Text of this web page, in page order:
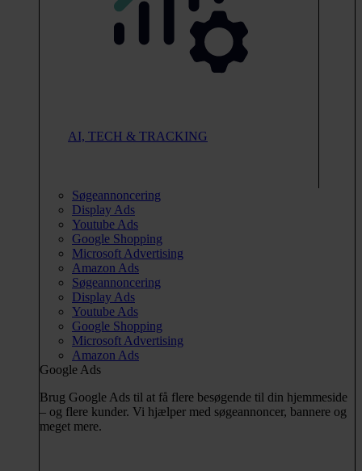
AI, TECH & TRACKING
Søgeannoncering
Display Ads
Youtube Ads
Google Shopping
Microsoft Advertising
Amazon Ads
Søgeannoncering
Display Ads
Youtube Ads
Google Shopping
Microsoft Advertising
Amazon Ads
Google Ads
Brug Google Ads til at få flere besøgende til din hjemmeside
– og flere kunder. Vi hjælper med søgeannoncer, bannere og
meget mere.